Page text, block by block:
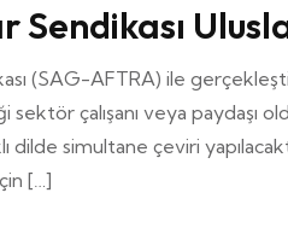
Sendikası
(SAG-AFTRA) ile
çalışanı veya
simultane çeviri
[…]